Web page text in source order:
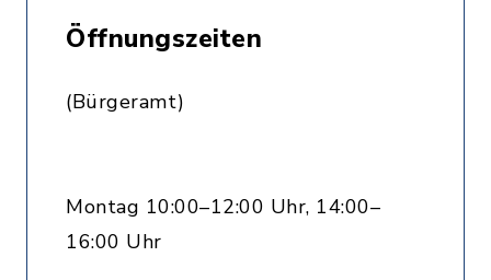
Öffnungszeiten
(Bürgeramt)
Montag 10:00–12:00 Uhr, 14:00–
16:00 Uhr